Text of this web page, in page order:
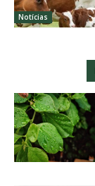
Notícias